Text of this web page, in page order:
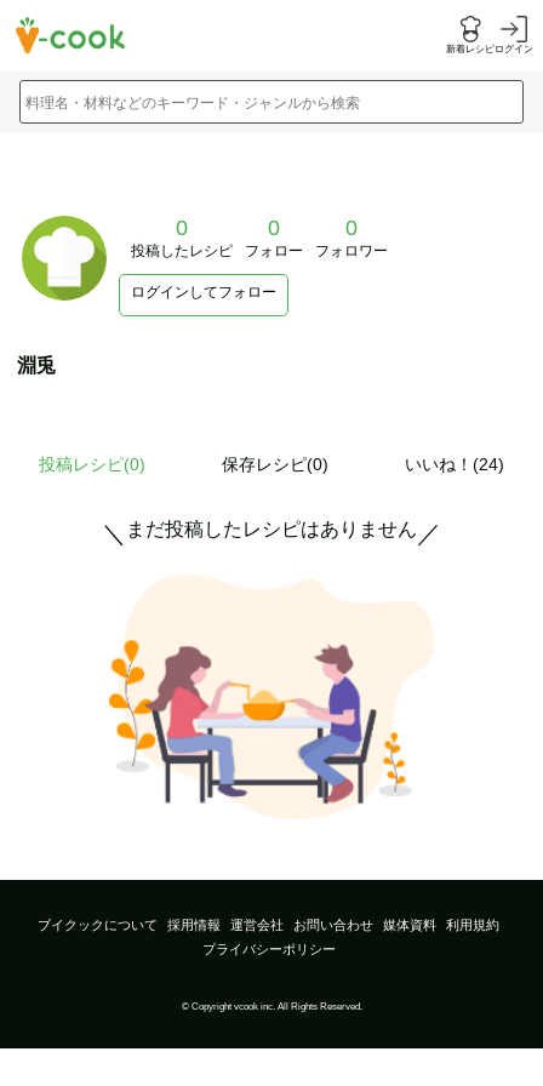
新着レシピログイン
料理名・材料などのキーワード・ジャンルから検索
0
投稿したレシピ
0
フォロー
0
フォロワー
ログインしてフォロー
淵兎
投稿レシピ(0) 保存レシピ(0) いいね！(24)
＼ まだ投稿したレシピはありません ／
ブイクックについて 採用情報 運営会社 お問い合わせ 媒体資料
利用規約
プライバシーポリシー
© Copyright vcook inc. All Rights Reserved.